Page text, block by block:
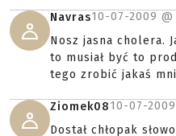
Navras10-07-2009 @
Nosz jasna cholera.
to musiał być to
tego zrobić jakaś
Ziomek0810-07-
Dostał chłopak